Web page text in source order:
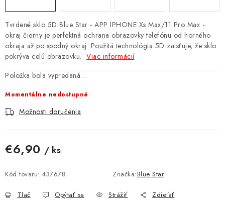
BATÉRIE VARTA
MULTIMÉDIÁ
KAMERY
VÝPREDAJ
Doprava a platba Ako nakupovať
Obchodné podmienky
Podmienky ochrany osobných údajov
Reklamácia
Tvrdené sklo 5D Blue Star - APP IPHONE Xs Max/11 Pro Max -
okraj čierny je perfektná ochrana obrazovky telefónu od horného
okraja až po spodný okraj. Použitá technológia 5D zaisťuje, že sklo
pokrýva celú obrazovku. Viac informácií
Položka bola vypredaná…
Momentálne nedostupné
Možnosti doručenia
€6,90 / ks
Kód tovaru: 437678 Značka:Blue Star
Tlač Opýtať sa Strážiť Zdieľať